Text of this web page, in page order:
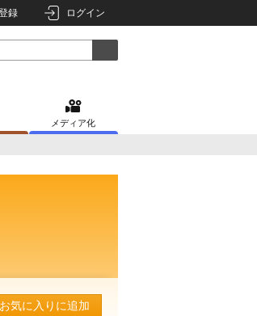
録 ログイン
メディア化
お気に入りに追加